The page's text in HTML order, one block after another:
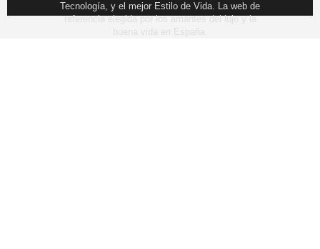
Tecnología, y el mejor Estilo de Vida. La web de
referencia elegida por los amantes del lujo y la